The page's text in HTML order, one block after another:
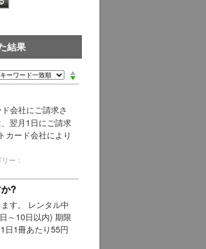
結果
会社にご請求さ
翌月1日にご請求
カード会社により
ー：
?
す。 レンタル中
～10日以内) 期限
日1冊あたり55円